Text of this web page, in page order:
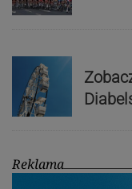
Reklama